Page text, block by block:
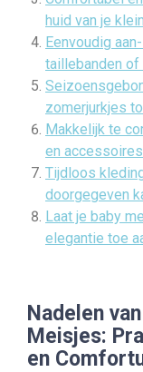
huid van je
Eenvoudig
taillebanden of
zomerjurkjes
Makkelijk te
en
Tijdloos
doorgegeven
Laat je baby
elegantie toe
Nadelen
Meisjes:
en